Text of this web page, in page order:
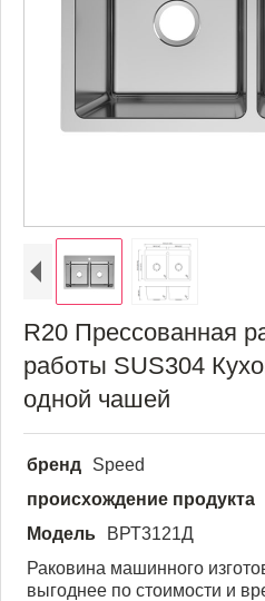
R20 Прессованная
работы SUS304
одной чашей
бренд
Speed
происхождение продукта
Модель
ВРТ3121Д
Раковина машинного
выгоднее по стоимости и